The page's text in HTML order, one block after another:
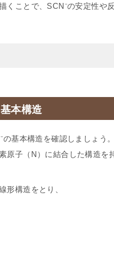
くことで、SCN⁻の安定性や
本構造
の基本構造を確認しましょう
原子（N）に結合した構造を
形構造をとり、